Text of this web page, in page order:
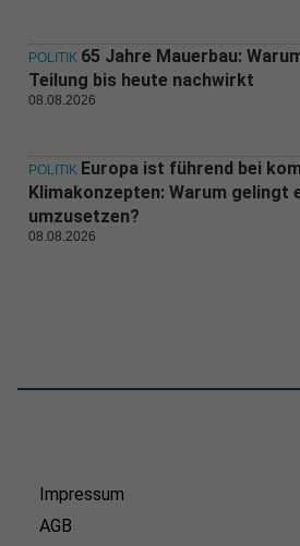
POLITIK 65 Jahre Mauerbau:
Teilung bis heute nachwirkt
08.08.2026
POLITIK Europa ist führend bei
Klimakonzepten: Warum gelingt
umzusetzen?
08.08.2026
Impressum
AGB